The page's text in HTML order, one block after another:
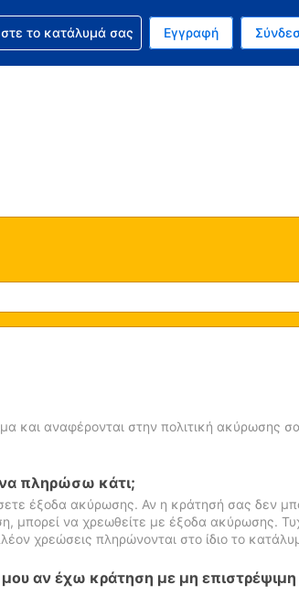
τωρινό σας νόμισμα είναι Δολάριο Η.Π.Α.
σας. Η τωρινή σας γλώσσα είναι τα
την κράτησή σας
το κατάλυμά σας Εγγραφή
και αναφέρονται στην πολιτική ακύρωσης
πληρώσω κάτι;
έξοδα ακύρωσης. Αν η κράτησή σας δεν
μπορεί να χρεωθείτε με έξοδα ακύρωσης.
χρεώσεις πληρώνονται στο ίδιο το
αν έχω κράτηση με μη επιστρέψιμη